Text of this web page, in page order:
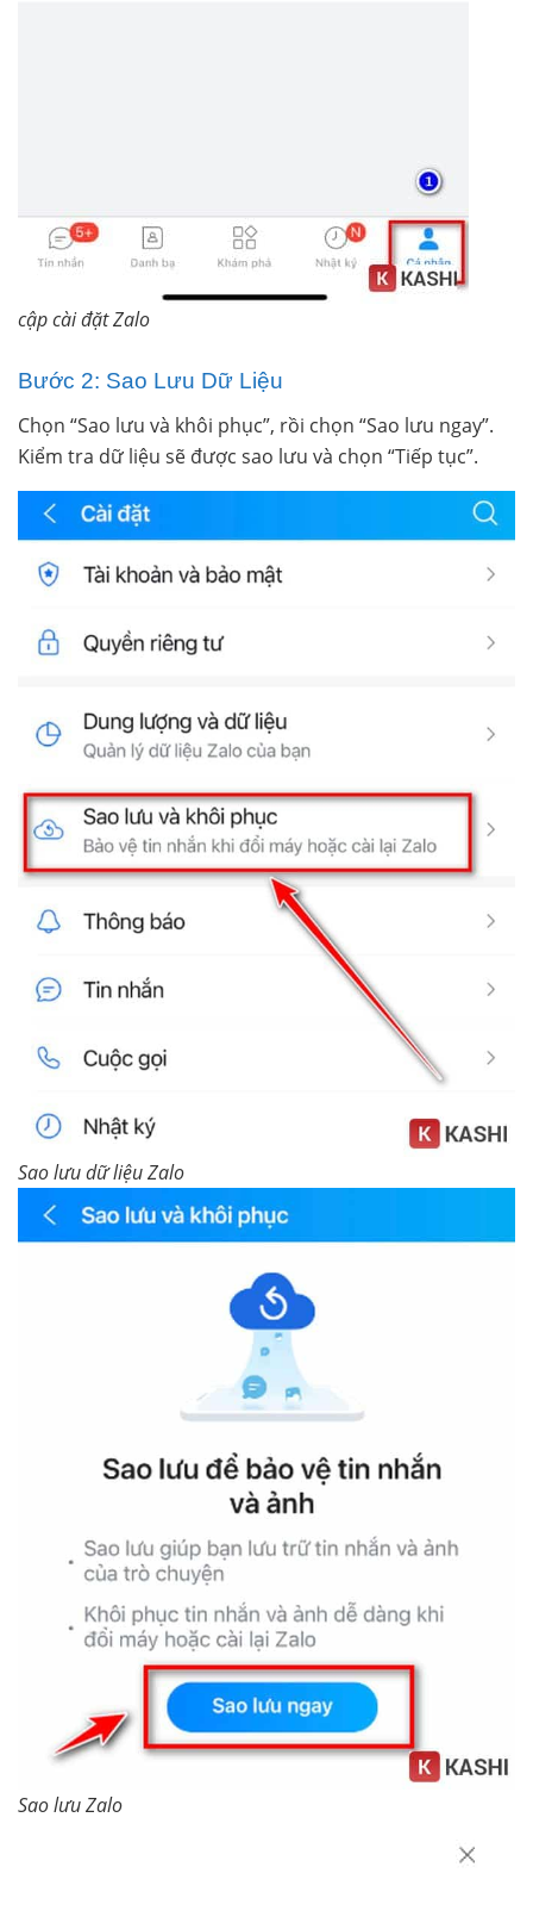
cập cài đặt Zalo
Bước 2: Sao Lưu Dữ Liệu
Chọn “Sao lưu và khôi phục”, rồi chọn “Sao lưu ngay”.
Kiểm tra dữ liệu sẽ được sao lưu và chọn “Tiếp tục”.
Sao lưu dữ liệu Zalo
Sao lưu Zalo